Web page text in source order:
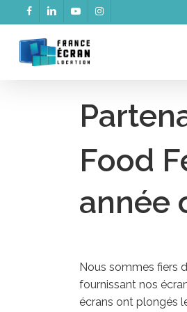
to
main
content
facebooklinkedinyoutubeinstagram
Food
année
Nous sommes fiers
fournissant nos
écrans ont plongés